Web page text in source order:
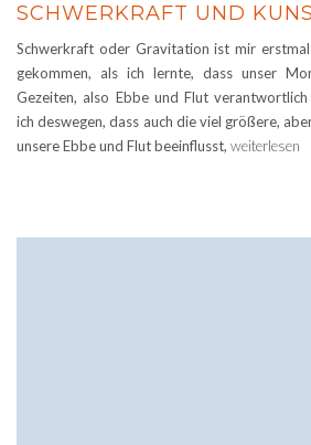
SCHWERKRAFT UND
Schwerkraft oder Gravitation ist mir
gekommen, als ich lernte, dass unser
Gezeiten, also Ebbe und Flut
ich deswegen, dass auch die viel größere,
unsere Ebbe und Flut beeinflusst, weiterlesen